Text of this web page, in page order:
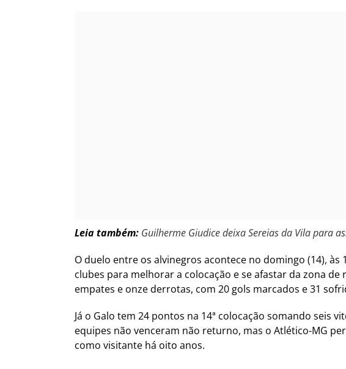
Leia também: Guilherme Giudice deixa Sereias da Vila para
O duelo entre os alvinegros acontece no domingo (14),
clubes para melhorar a colocação e se afastar da zona
empates e onze derrotas, com 20 gols marcados e 31
Já o Galo tem 24 pontos na 14ª colocação somando seis
equipes não venceram não returno, mas o Atlético-MG
como visitante há oito anos.